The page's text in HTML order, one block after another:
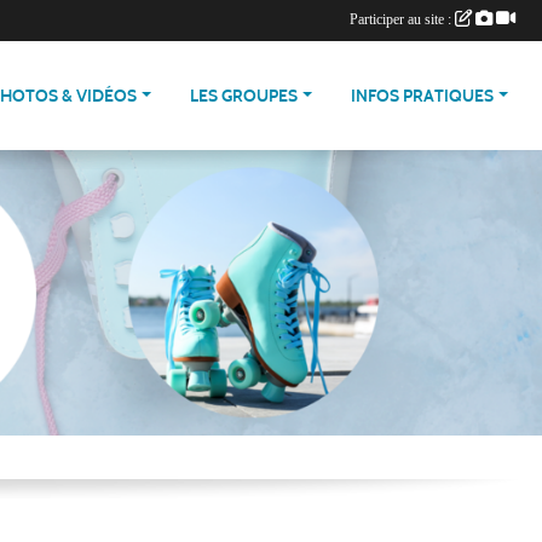
& VIDÉOS LES GROUPES INFOS PRATIQUES
Participer au site :